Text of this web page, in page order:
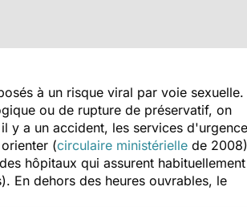
à un risque viral par voie sexuelle.
ou de rupture de préservatif, on
y a un accident, les services d'urgence
(circulaire ministérielle de 2008)
hôpitaux qui assurent habituellement
En dehors des heures ouvrables, le